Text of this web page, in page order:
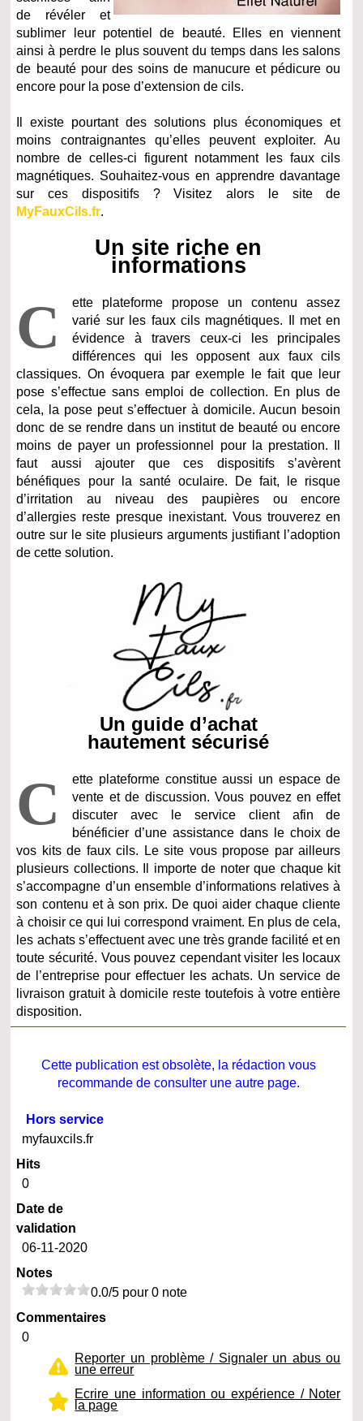
de révéler et
sublimer leur potentiel de beauté. Elles en viennent
ainsi à perdre le plus souvent du temps dans les salons
de beauté pour des soins de manucure et pédicure ou
encore pour la pose d’extension de cils.
Il existe pourtant des solutions plus économiques et
moins contraignantes qu’elles peuvent exploiter. Au
nombre de celles-ci figurent notamment les faux cils
magnétiques. Souhaitez-vous en apprendre davantage
sur ces dispositifs ? Visitez alors le site de
MyFauxCils.fr.
Un site riche en
informations
C
ette plateforme propose un contenu assez
varié sur les faux cils magnétiques. Il met en
évidence à travers ceux-ci les principales
différences qui les opposent aux faux cils
classiques. On évoquera par exemple le fait que leur
pose s’effectue sans emploi de collection. En plus de
cela, la pose peut s’effectuer à domicile. Aucun besoin
donc de se rendre dans un institut de beauté ou encore
moins de payer un professionnel pour la prestation. Il
faut aussi ajouter que ces dispositifs s’avèrent
bénéfiques pour la santé oculaire. De fait, le risque
d’irritation au niveau des paupières ou encore
d’allergies reste presque inexistant. Vous trouverez en
outre sur le site plusieurs arguments justifiant l’adoption
de cette solution.
Un guide d’achat
hautement sécurisé
C
ette plateforme constitue aussi un espace de
vente et de discussion. Vous pouvez en effet
discuter avec le service client afin de
bénéficier d’une assistance dans le choix de
vos kits de faux cils. Le site vous propose par ailleurs
plusieurs collections. Il importe de noter que chaque kit
s’accompagne d’un ensemble d’informations relatives à
son contenu et à son prix. De quoi aider chaque cliente
à choisir ce qui lui correspond vraiment. En plus de cela,
les achats s’effectuent avec une très grande facilité et en
toute sécurité. Vous pouvez cependant visiter les locaux
de l’entreprise pour effectuer les achats. Un service de
livraison gratuit à domicile reste toutefois à votre entière
disposition.
Cette publication est obsolète, la rédaction vous
recommande de consulter une autre page.
Hors service
myfauxcils.fr
Hits
0
Date de
validation
06-11-2020
Notes
0.0/5 pour 0 note
Commentaires
0
Reporter un problème / Signaler un abus ou
une erreur
Ecrire une information ou expérience / Noter
la page